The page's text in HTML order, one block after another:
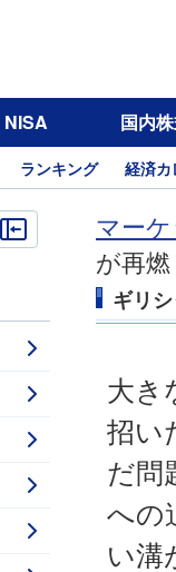
NISA 国内
ランキング 経済
マー
が再
ギリ
大き
招い
だ問
への
い溝